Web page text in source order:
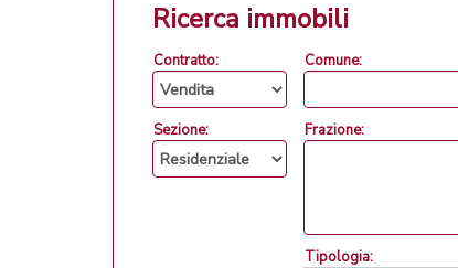
Ricerca immobili
Contratto:
Sezione:
Comune:
Frazione:
Tipologia: